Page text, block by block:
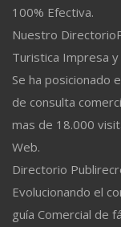
100% Efectiva.
Nuestro
Turistica Impresa y
Se ha posicionado
de consulta
mas de 18.000
Web.
Directorio
Evolucionando el
guía Comercial de